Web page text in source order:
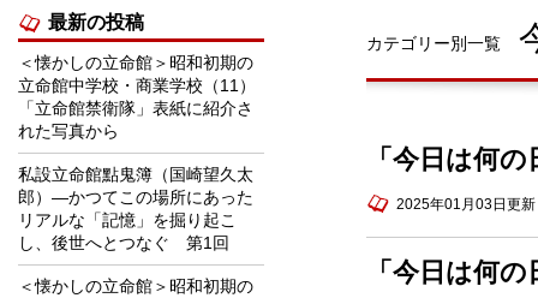
カテゴリー別一覧
「今日は何
2025年01月03日更新
「今日は何
最新の投稿
＜懐かしの立命館＞昭和初期の
立命館中学校・商業学校（11）
「立命館禁衛隊」表紙に紹介さ
れた写真から
私設立命館點鬼簿（国崎望久太
郎）―かつてこの場所にあった
リアルな「記憶」を掘り起こ
し、後世へとつなぐ 第1回
＜懐かしの立命館＞昭和初期の